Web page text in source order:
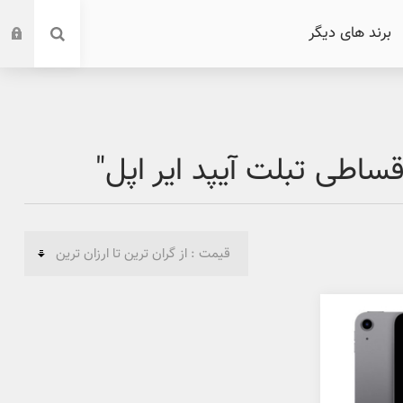
برند های دیگر
تبلت آیپد ایر اپل"